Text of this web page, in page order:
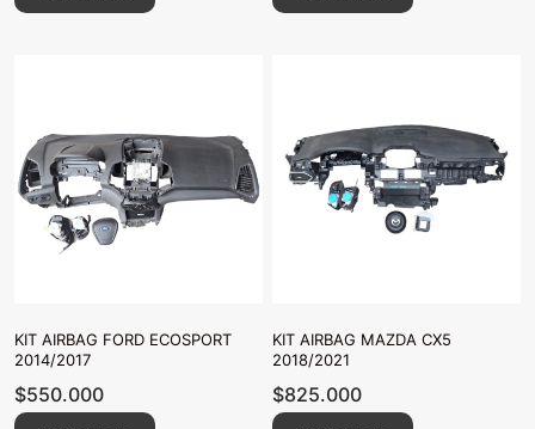
KIT AIRBAG FORD ECOSPORT
2014/2017
$550.000
KIT AIRBAG MAZDA CX5
2018/2021
$825.000